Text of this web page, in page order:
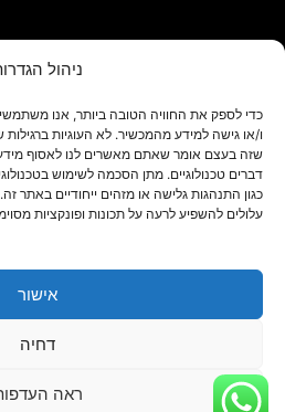
ניהול
כדי לספק את החוויה הטובה ביותר, אנו משתמשים
ו/או גישה למידע מהמכשיר. לא העוגיות ברגילות
שזה בעצם אומר שאתם מאשרים לנו לאסוף מידע
דברים טכנולוגיים. מתן הסכמה לשימוש
כגון התנהגות גלישה או מזהים ייחודיים באתר
עלולים להשפיע לרעה על תכונות ופונקציות
אישור
דחיה
ראה
הצהרת נגישות
שר טכנולוגיות לבנייה ותעשייה|